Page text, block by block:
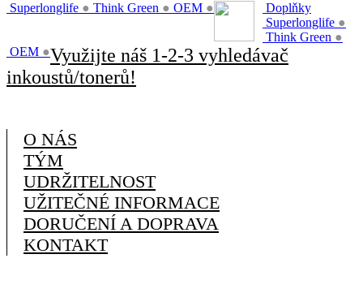
Superlonglife ● Think Green ● OEM ●
Doplňky
Superlonglife ●
Think Green ●
OEM ●Využijte náš 1-2-3 vyhledávač
inkoustů/tonerů!
O NÁS
TÝM
UDRŽITELNOST
UŽITEČNÉ INFORMACE
DORUČENÍ A DOPRAVA
KONTAKT